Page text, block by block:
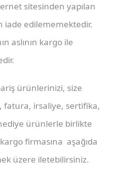
sitesinden yapılan
iade edilememektedir.
aslının kargo ile
ürünlerinizi, size
irsaliye, sertifika,
ürünlerle birlikte
firmasına aşağıda
üzere iletebilirsiniz.